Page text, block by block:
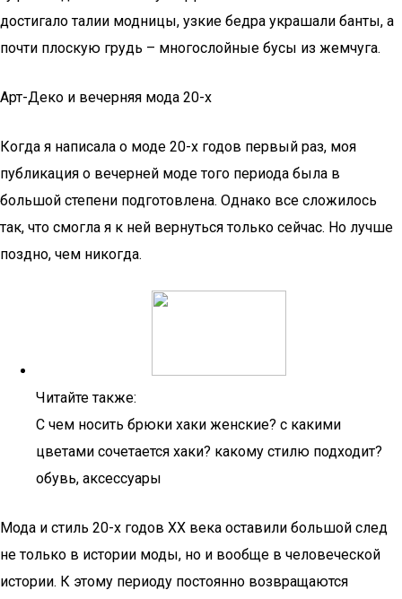
достигало талии модницы, узкие бедра украшали банты, а
почти плоскую грудь – многослойные бусы из жемчуга.
Арт-Деко и вечерняя мода 20-х
Когда я написала о моде 20-х годов первый раз, моя
публикация о вечерней моде того периода была в
большой степени подготовлена. Однако все сложилось
так, что смогла я к ней вернуться только сейчас. Но лучше
поздно, чем никогда.
Читайте также:
С чем носить брюки хаки женские? с какими
цветами сочетается хаки? какому стилю подходит?
обувь, аксессуары
Мода и стиль 20-х годов ХХ века оставили большой след
не только в истории моды, но и вообще в человеческой
истории. К этому периоду постоянно возвращаются